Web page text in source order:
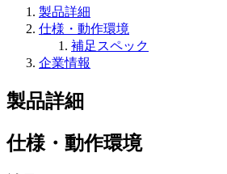
製品詳細
仕様・動作環境
補足スペック
企業情報
製品詳細
仕様・動作環境